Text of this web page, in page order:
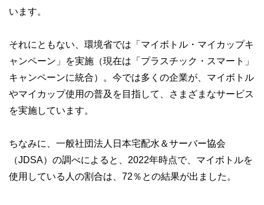
います。
それにともない、環境省では「マイボトル・マイカップキ
ャンペーン」を実施（現在は「プラスチック・スマート」
キャンペーンに統合）。今では多くの企業が、マイボトル
やマイカップ使用の普及を目指して、さまざまなサービス
を実施しています。
ちなみに、一般社団法人日本宅配水＆サーバー協会
（JDSA）の調べによると、2022年時点で、マイボトルを
使用している人の割合は、72％との結果が出ました。